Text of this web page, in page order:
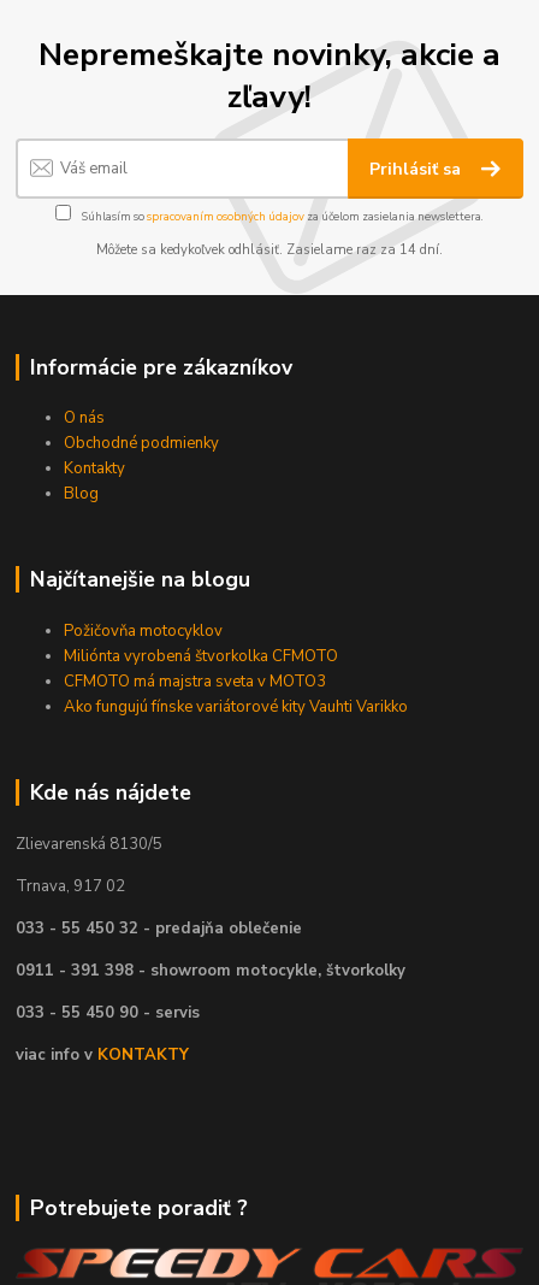
Nepremeškajte novinky, akcie a
zľavy!
Prihlásiť sa
Súhlasím sospracovaním osobných údajov za účelom zasielania newslettera.
Môžete sa kedykoľvek odhlásiť. Zasielame raz za 14 dní.
Informácie pre zákazníkov
O nás
Obchodné podmienky
Kontakty
Blog
Najčítanejšie na blogu
Požičovňa motocyklov
Miliónta vyrobená štvorkolka CFMOTO
CFMOTO má majstra sveta v MOTO3
Ako fungujú fínske variátorové kity Vauhti Varikko
Kde nás nájdete
Zlievarenská 8130/5
Trnava, 917 02
033 - 55 450 32 - predajňa oblečenie
0911 - 391 398 - showroom motocykle, štvorkolky
033 - 55 450 90 - servis
viac info v KONTAKTY
Potrebujete poradiť ?